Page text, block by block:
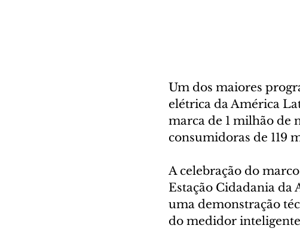
Um dos maiores
elétrica da América
marca de 1 milhão de
consumidoras de 119
A celebração do
Estação Cidadania da
uma demonstração
do medidor